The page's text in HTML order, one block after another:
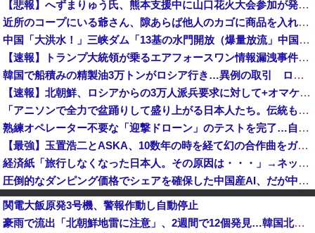
【悲報】へずまりゅう氏、熊本支援中に山口花火大会参加が発覚し批判殺到「揚げ足取りに必死な方がいるのでお答えします！」 → ｗｗｗｗｗｗｗｗｗｗｗ...
近所のコープにいる爺さん、隙あらば他人のカゴに商品を入れようとする
中国「大洪水！」三峡ダム「13基の水門開放（爆量放流」中国都市「三峡上流で豪雨！（三峡下流で水害」長江と黄河「同時氾濫危機」台風13号「中国本土...
【速報】トランプ大統領が乗るエアフォースワン情報漏洩事件、流出元はバイデン政権の空軍長官と判明「アクセス権を取り消す」
韓国で船積みの精製油3万トンがロシア行き…異例の取引 ロイター報道 [8/8]
【速報】北朝鮮、ロシアからの3万人派兵要求に対して+オマケ付きで5万人派兵+弾道40発！
「アニソンで全力で盆踊りして盛り上がる日本人たち。伝統もオタクもこの熱量、素晴らしい」→女さんブチギレ「これを見て『日本の品格が落ちた』と思いま...
熟練オペレーター不要な「迎撃ドローン」のテストを完了…自らが目標を追尾する映像公開！
【最強】玉置浩二とASKA、10数年の時を経て幻の合作曲をガチリリースへ
経済紙「旅行しなくなった日本人。その原因は・・・」→ネット民、総ツッコミで“真の原因”を突き付ける
圧倒的なダンピング価格でシェアを確保した中国産AI、だが中国側が資金負担に耐えかねた結果……
「注文キャンセルしました。身分証を提出してください」とAmazonから突然のメール、怪しすぎるのでカスタマーに確認したら……
関電大飯原発3号機、警報作動し自動停止
豪雨で流出「北朝鮮地雷に注意」、2週間で12個発見…韓国北西部！